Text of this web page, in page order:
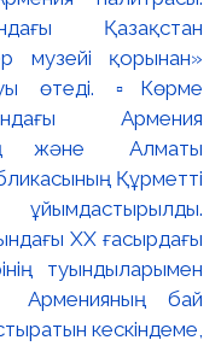
Қазақстан
музейі қорынан»
өтеді. ▫️Көрме
Армения
және Алматы
Құрметті
ұйымдастырылды.
ХХ ғасырдағы
туындыларымен
Арменияның бай
кескіндеме,